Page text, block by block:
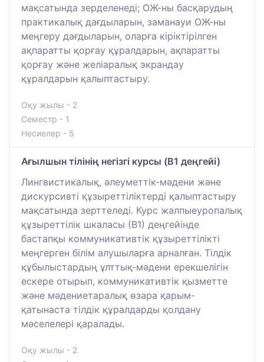
мақсатында зерделенеді; ОЖ-ны басқарудың
практикалық дағдыларын, заманауи ОЖ-ны
меңгеру дағдыларын, оларға кіріктірілген
ақпаратты қорғау құралдарын, ақпаратты
қорғау және желіаралық экрандау
құралдарын қалыптастыру.
Оқу жылы - 2
Семестр - 1
Несиелер - 5
Ағылшын тілінің негізгі курсы (B1 деңгейі)
Лингвистикалық, әлеуметтік-мәдени және
дискурсивті құзыреттіліктерді қалыптастыру
мақсатында зерттеледі. Курс жалпыеуропалық
құзыреттілік шкаласы (В1) деңгейінде
бастапқы коммуникативтік құзыреттілікті
меңгерген білім алушыларға арналған. Тілдік
құбылыстардың ұлттық-мәдени ерекшелігін
ескере отырып, коммуникативтік қызметте
және мәдениетаралық өзара қарым-
қатынаста тілдік құралдарды қолдану
мәселелері қаралады.
Оқу жылы - 2